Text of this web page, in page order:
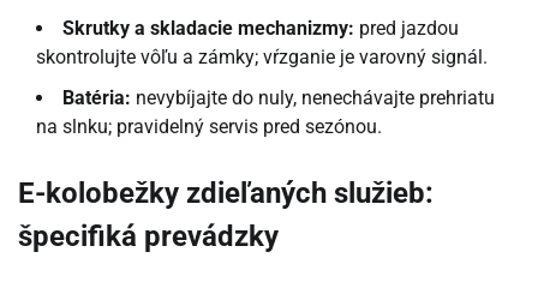
Skrutky a skladacie mechanizmy: pred jazdou
skontrolujte vôľu a zámky; vŕzganie je varovný signál.
Batéria: nevybíjajte do nuly, nenechávajte prehriatu
na slnku; pravidelný servis pred sezónou.
E-kolobežky zdieľaných služieb:
špecifiká prevádzky